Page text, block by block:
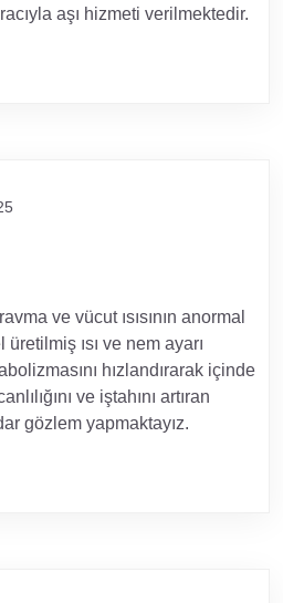
aşı hizmeti verilmektedir.
ve vücut ısısının anormal
ısı ve nem ayarı
hızlandırarak içinde
ve iştahını artıran
gözlem yapmaktayız.